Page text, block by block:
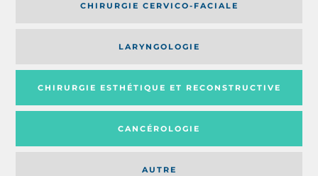
CHIRURGIE CERVICO-FACIALE
AUTRE
LARYNGOLOGIE
CHIRURGIE ESTHÉTIQUE ET RECONSTRUCTIVE
CANCÉROLOGIE